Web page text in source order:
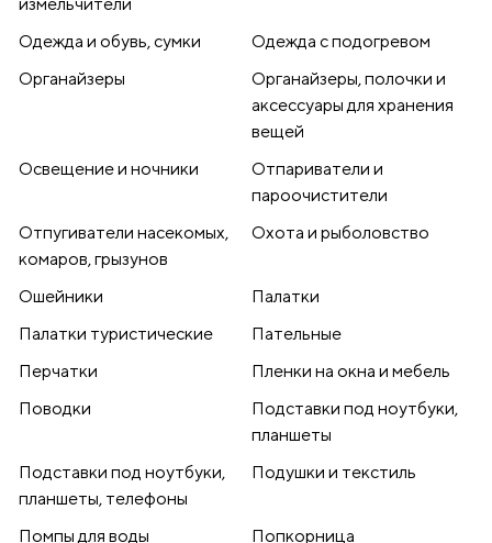
Одежда и обувь, сумки
Одежда с подогревом
Органайзеры
Органайзеры, полочки и
аксессуары для хранения
вещей
Освещение и ночники
Отпариватели и
пароочистители
Отпугиватели насекомых,
комаров, грызунов
Охота и рыболовство
Ошейники
Палатки
Палатки туристические
Пательные
Перчатки
Пленки на окна и мебель
Поводки
Подставки под ноутбуки,
планшеты
Подставки под ноутбуки,
планшеты, телефоны
Подушки и текстиль
Помпы для воды
Попкорница